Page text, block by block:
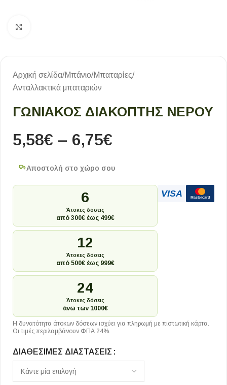
Αρχική σελίδα/Μπάνιο/Μπαταρίες/
Ανταλλακτικά μπαταριών
ΓΩΝΙΑΚΌΣ ΔΙΑΚΌΠΤΗΣ ΝΕΡΟΎ
5,58€ – 6,75€
Αποστολή στο χώρο σου
6
Άτοκες δόσεις
από 300€ έως 499€
12
Άτοκες δόσεις
από 500€ έως 999€
24
Άτοκες δόσεις
άνω των 1000€
VISA Mastercard
Η δυνατότητα άτοκων δόσεων ισχύει για πληρωμή με πιστωτική κάρτα.
Οι τιμές περιλαμβάνουν ΦΠΑ 24%.
ΔΙΑΘΈΣΙΜΕΣ ΔΙΑΣΤΆΣΕΙΣ